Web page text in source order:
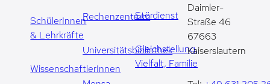
SchülerInnen
& Lehrkräfte
WissenschaftlerInnen
Rechenzentrum
Universitätsbibliothek
Stördienst
Gleichstellung,
Vielfalt, Familie
Daimler-
Straße 46
67663
Kaiserslautern